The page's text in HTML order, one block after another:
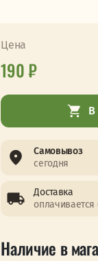
Цена
190 ₽
В
Самовывоз
сегодня
Доставка
оплачивается
Наличие в